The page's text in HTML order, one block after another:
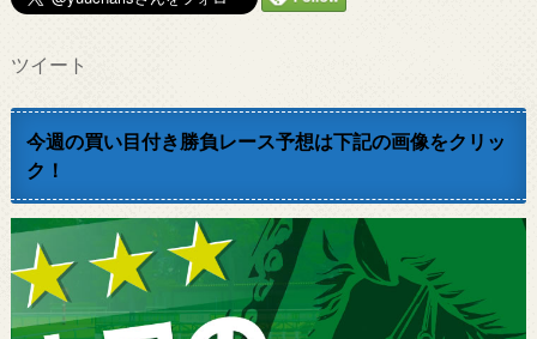
ツイート
今週の買い目付き勝負レース予想は下記の画像をクリッ
ク！